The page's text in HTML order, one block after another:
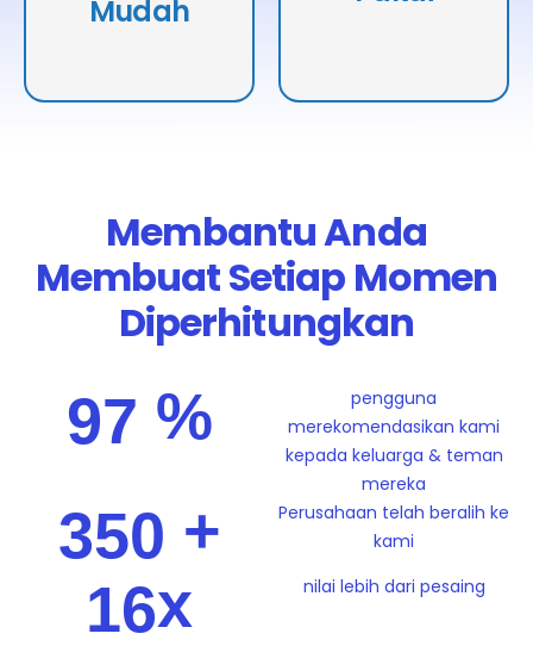
Mudah
Membantu Anda
MembuatSetiap Momen
Diperhitungkan
97 %
pengguna
merekomendasikan kami
kepada keluarga & teman
mereka
350 +
Perusahaan telah beralih ke
kami
16x nilai lebih dari pesaing